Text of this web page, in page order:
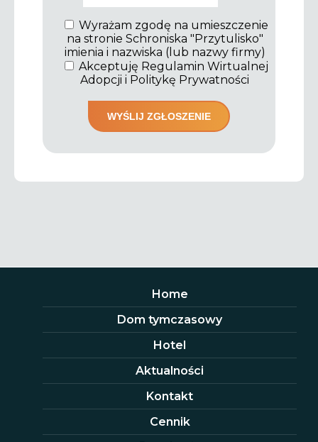
Wyrażam zgodę na umieszczenie
na stronie Schroniska "Przytulisko"
imienia i nazwiska (lub nazwy firmy)
Akceptuję Regulamin Wirtualnej
Adopcji i Politykę Prywatności
Home
Dom tymczasowy
Hotel
Aktualności
Kontakt
Cennik